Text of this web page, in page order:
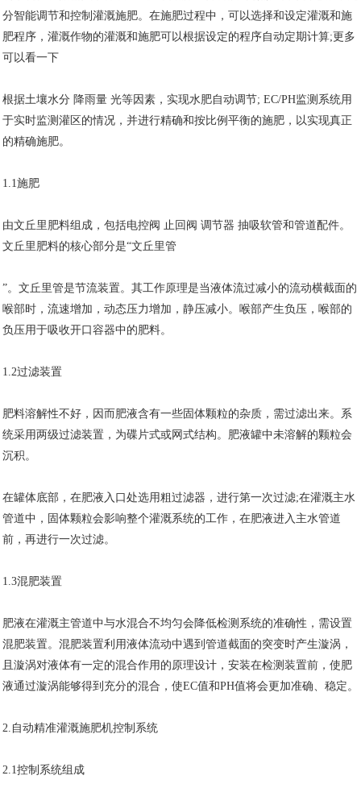
分智能调节和控制灌溉施肥。在施肥过程中，可以选择和设定灌溉和施
肥程序，灌溉作物的灌溉和施肥可以根据设定的程序自动定期计算;更多
可以看一下
根据土壤水分 降雨量 光等因素，实现水肥自动调节; EC/PH监测系统用
于实时监测灌区的情况，并进行精确和按比例平衡的施肥，以实现真正
的精确施肥。
1.1施肥
由文丘里肥料组成，包括电控阀 止回阀 调节器 抽吸软管和管道配件。
文丘里肥料的核心部分是“文丘里管
”。文丘里管是节流装置。其工作原理是当液体流过减小的流动横截面的
喉部时，流速增加，动态压力增加，静压减小。喉部产生负压，喉部的
负压用于吸收开口容器中的肥料。
1.2过滤装置
肥料溶解性不好，因而肥液含有一些固体颗粒的杂质，需过滤出来。系
统采用两级过滤装置，为碟片式或网式结构。肥液罐中未溶解的颗粒会
沉积。
在罐体底部，在肥液入口处选用粗过滤器，进行第一次过滤;在灌溉主水
管道中，固体颗粒会影响整个灌溉系统的工作，在肥液进入主水管道
前，再进行一次过滤。
1.3混肥装置
肥液在灌溉主管道中与水混合不均匀会降低检测系统的准确性，需设置
混肥装置。混肥装置利用液体流动中遇到管道截面的突变时产生漩涡，
且漩涡对液体有一定的混合作用的原理设计，安装在检测装置前，使肥
液通过漩涡能够得到充分的混合，使EC值和PH值将会更加准确、稳定。
2.自动精准灌溉施肥机控制系统
2.1控制系统组成